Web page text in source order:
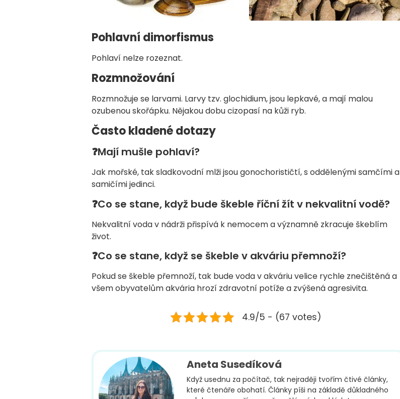
Pohlavní dimorfismus
Pohlaví nelze rozeznat.
Rozmnožování
Rozmnožuje se larvami. Larvy tzv. glochidium, jsou lepkavé, a mají malou
ozubenou skořápku. Nějakou dobu cizopasí na kůži ryb.
Často kladené dotazy
❓Mají mušle pohlaví?
Jak mořské, tak sladkovodní mlži jsou gonochorističtí, s oddělenými samčími a
samičími jedinci.
❓Co se stane, když bude škeble říční žít v nekvalitní vodě?
Nekvalitní voda v nádrži přispívá k nemocem a významně zkracuje škeblím
život.
❓Co se stane, když se škeble v akváriu přemnoží?
Pokud se škeble přemnoží, tak bude voda v akváriu velice rychle znečištěná a
všem obyvatelům akvária hrozí zdravotní potíže a zvýšená agresivita.
4.9/5 - (67 votes)
Aneta Susedíková
Když usednu za počítač, tak nejraději tvořím čtivé články,
které čtenáře obohatí. Články píši na základě důkladného